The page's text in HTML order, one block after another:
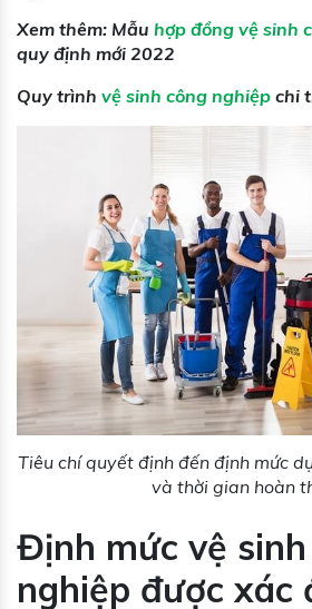
Xem thêm: Mẫu hợp đồng vệ sinh
quy định mới 2022
Quy trình vệ sinh công nghiệp chi
Tiêu chí quyết định đến định mức
và thời gian hoàn
Định mức vệ sinh
nghiệp được xác